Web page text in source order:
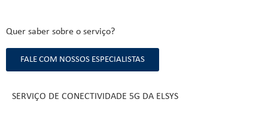
Quer saber sobre o serviço?
FALE COM NOSSOS ESPECIALISTAS
SERVIÇO DE CONECTIVIDADE 5G DA ELSYS